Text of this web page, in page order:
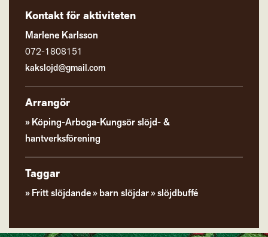
Kontakt för aktiviteten
Marlene Karlsson
072-1808151
kakslojd@gmail.com
Arrangör
Köping-Arboga-Kungsör slöjd- &
hantverksförening
Taggar
Fritt slöjdande barn slöjdar slöjdbuffé